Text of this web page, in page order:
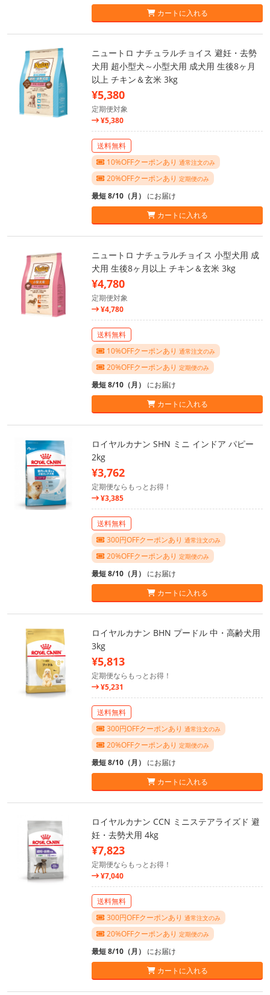
カートに入れる
ニュートロ ナチュラルチョイス 避妊・去勢
犬用 超小型犬～小型犬用 成犬用 生後8ヶ月
以上 チキン＆玄米 3kg
¥5,380
定期便対象
¥5,380
送料無料
10%OFFクーポンあり 通常注文のみ
20%OFFクーポンあり 定期便のみ
最短 8/10（月） にお届け
カートに入れる
ニュートロ ナチュラルチョイス 小型犬用 成
犬用 生後8ヶ月以上 チキン＆玄米 3kg
¥4,780
定期便対象
¥4,780
送料無料
10%OFFクーポンあり 通常注文のみ
20%OFFクーポンあり 定期便のみ
最短 8/10（月） にお届け
カートに入れる
ロイヤルカナン SHN ミニ インドア パピー
2kg
¥3,762
定期便ならもっとお得！
¥3,385
送料無料
300円OFFクーポンあり 通常注文のみ
20%OFFクーポンあり 定期便のみ
最短 8/10（月） にお届け
カートに入れる
ロイヤルカナン BHN プードル 中・高齢犬用
3kg
¥5,813
定期便ならもっとお得！
¥5,231
送料無料
300円OFFクーポンあり 通常注文のみ
20%OFFクーポンあり 定期便のみ
最短 8/10（月） にお届け
カートに入れる
ロイヤルカナン CCN ミニステアライズド 避
妊・去勢犬用 4kg
¥7,823
定期便ならもっとお得！
¥7,040
送料無料
300円OFFクーポンあり 通常注文のみ
20%OFFクーポンあり 定期便のみ
最短 8/10（月） にお届け
カートに入れる